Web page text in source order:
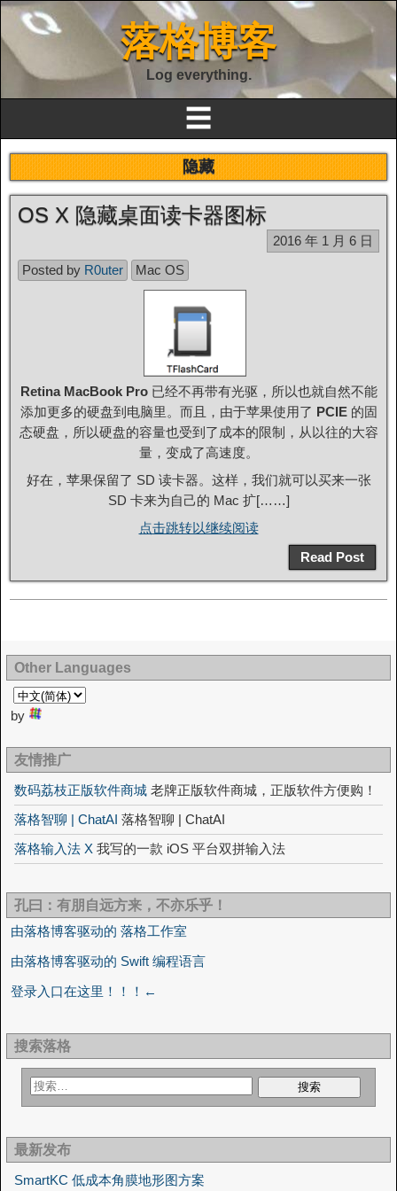
落格博客
Log everything.
☰
隐藏
OS X 隐藏桌面读卡器图标
2016 年 1 月 6 日
Posted by R0uter Mac OS
Retina MacBook Pro已经不再带有光驱，所以也就自然不能
添加更多的硬盘到电脑里。而且，由于苹果使用了 PCIE 的固
态硬盘，所以硬盘的容量也受到了成本的限制，从以往的大容
量，变成了高速度。
好在，苹果保留了 SD 读卡器。这样，我们就可以买来一张
SD 卡来为自己的 Mac 扩[……]
点击跳转以继续阅读
Read Post
Other Languages
by
友情推广
数码荔枝正版软件商城 老牌正版软件商城，正版软件方便购！
落格智聊 | ChatAI 落格智聊 | ChatAI
落格输入法 X 我写的一款 iOS 平台双拼输入法
孔曰：有朋自远方来，不亦乐乎！
由落格博客驱动的 落格工作室
由落格博客驱动的 Swift 编程语言
登录入口在这里！！！←
搜索落格
最新发布
SmartKC 低成本角膜地形图方案